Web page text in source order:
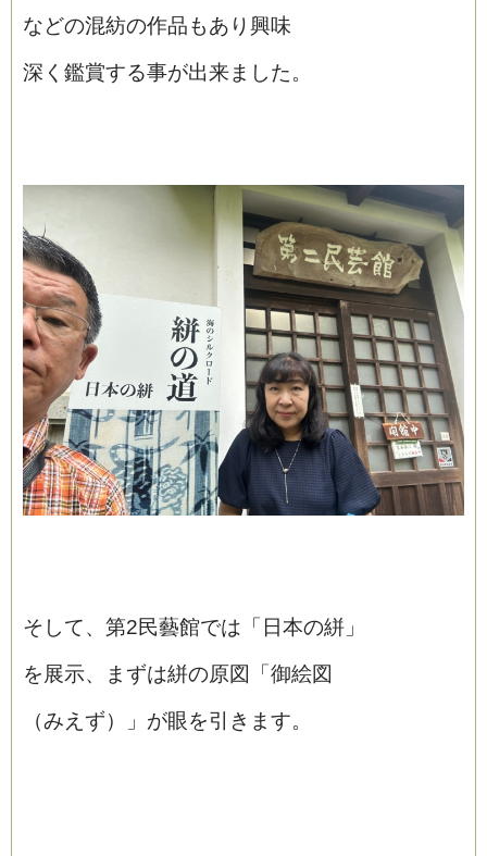
などの混紡の作品もあり興味
深く鑑賞する事が出来ました。
そして、第2民藝館では「日本の絣」
を展示、まずは絣の原図「御絵図
（みえず）」が眼を引きます。